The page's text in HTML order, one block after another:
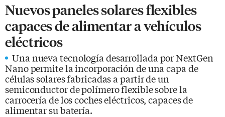
Nuevos paneles solares flexibles
capaces de alimentar a vehículos
eléctricos
Una nueva tecnología desarrollada por NextGen
Nano permite la incorporación de una capa de
células solares fabricadas a partir de un
semiconductor de polímero flexible sobre la
carrocería de los coches eléctricos, capaces de
alimentar su batería.